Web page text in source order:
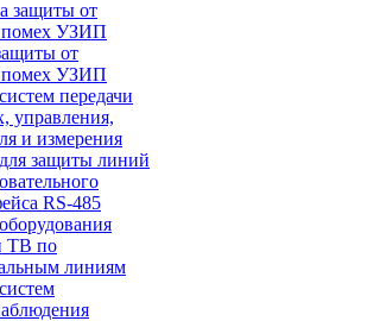
от
помех УЗИП
передачи
управления,
и измерения
защиты линий
RS-485
ТВ по
линиям